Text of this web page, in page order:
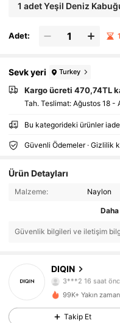
1 adet Yeşil Deniz
Adet:
Sevk yeri Turkey
Kargo ücreti 470,74TL
Tah. Teslimat: Ağustos 18 -
Bu kategorideki ürünler
Güvenli Ödemeler · Gizlilik
Ürün Detayları
Malzeme: Naylon
Güvenlik bilgileri ve iletişim
DIQIN
3***2
4,87
6.1K
99K+ Yakın
Takip Et